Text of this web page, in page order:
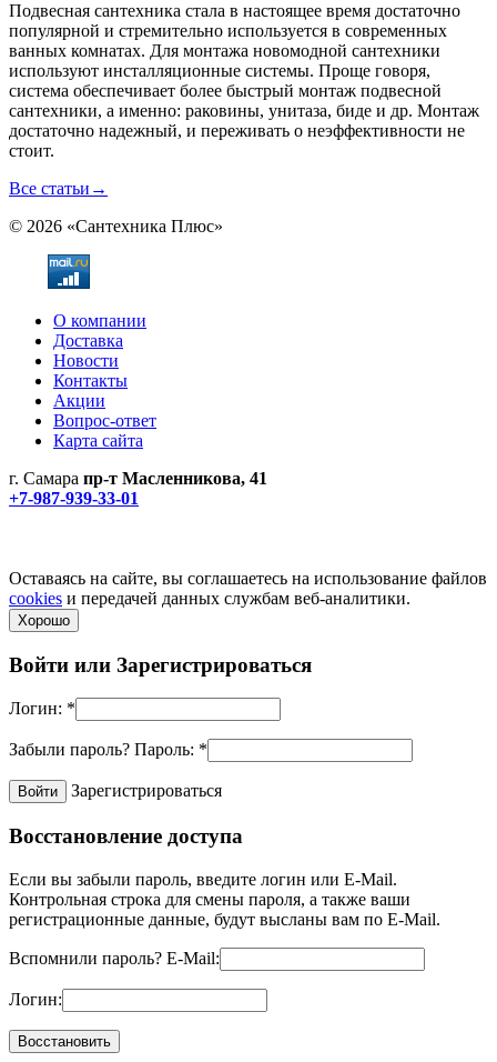
Подвесная сантехника стала в настоящее время достаточно
популярной и стремительно используется в современных
ванных комнатах. Для монтажа новомодной сантехники
используют инсталляционные системы. Проще говоря,
система обеспечивает более быстрый монтаж подвесной
сантехники, а именно: раковины, унитаза, биде и др. Монтаж
достаточно надежный, и переживать о неэффективности не
стоит.
Все статьи →
© 2026 «Сантехника Плюс»
О компании
Доставка
Новости
Контакты
Акции
Вопрос-ответ
Карта сайта
г. Самара пр-т Масленникова, 41
+7-987-939-33-01
Оставаясь на сайте, вы соглашаетесь на использование файлов
cookies и передачей данных службам веб-аналитики.
Хорошо
Войти или Зарегистрироваться
Логин: *
Забыли пароль? Пароль: *
Зарегистрироваться
Восстановление доступа
Если вы забыли пароль, введите логин или E-Mail.
Контрольная строка для смены пароля, а также ваши
регистрационные данные, будут высланы вам по E-Mail.
Вспомнили пароль? E-Mail:
Логин: